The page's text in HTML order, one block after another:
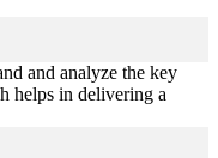
and analyze the key
helps in delivering a